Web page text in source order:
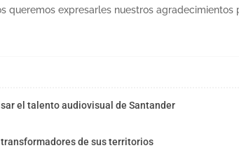
expresarles nuestros
el talento audiovisual de Santander
de sus territorios